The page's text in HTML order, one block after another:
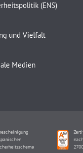
(ENS)
und Vielfalt
Medien